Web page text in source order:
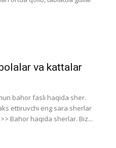
va kattalar
bahor fasli haqida sher.
ettiruvchi eng sara sherlar
Bahor haqida sherlar. Biz...